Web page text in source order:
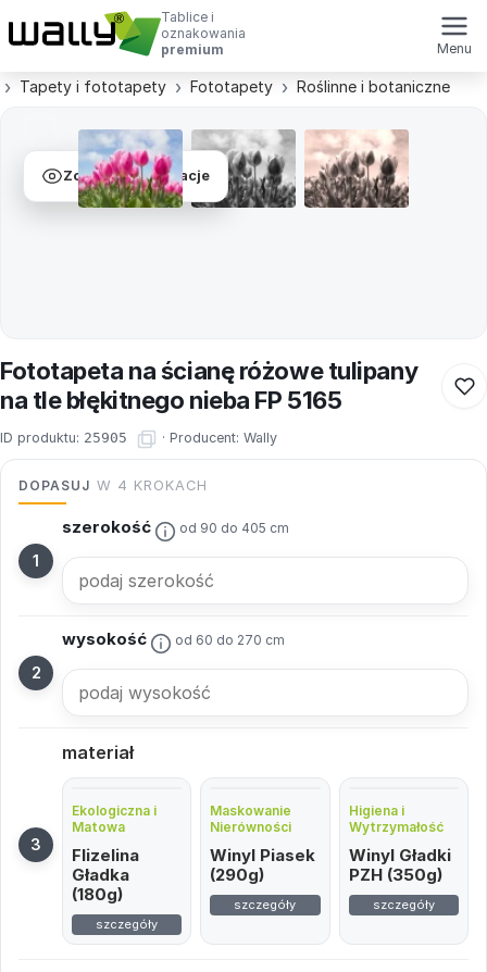
Tablice i
oznakowania
premium
Menu
Tapety i fototapety Fototapety Roślinne i botaniczne
Zobacz wizualizacje
Fototapeta na ścianę różowe tulipany
na tle błękitnego nieba FP 5165
ID produktu: 25905 · Producent: Wally
DOPASUJ W 4 KROKACH
szerokość od 90 do 405 cm
wysokość od 60 do 270 cm
materiał
Ekologiczna i
Matowa
Flizelina
Gładka
(180g)
szczegóły
Maskowanie
Nierówności
Winyl Piasek
(290g)
szczegóły
Higiena i
Wytrzymałość
Winyl Gładki
PZH (350g)
szczegóły